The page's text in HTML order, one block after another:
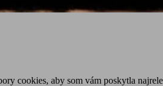
cookies, aby som vám poskytla